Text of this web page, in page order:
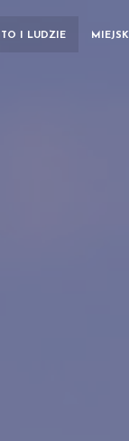
I LUDZIE